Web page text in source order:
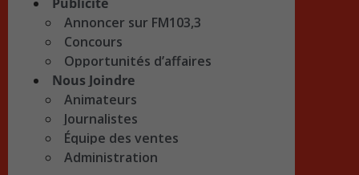
Annoncer sur FM103,3
Concours
Opportunités d’affaires
Nous Joindre
Animateurs
Journalistes
Équipe des ventes
Administration